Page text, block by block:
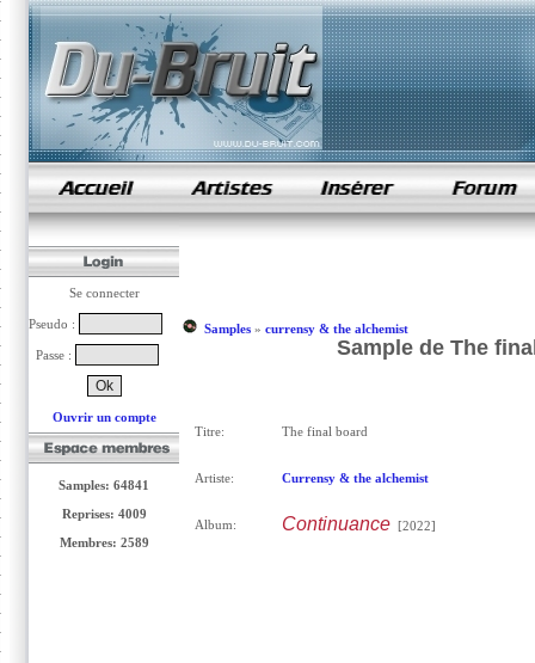
samples de rap
Se connecter
Pseudo :
Passe :
Ouvrir un compte
Samples: 64841
Reprises: 4009
Membres: 2589
Samples» currensy & the alchemist
Sample de The
Titre: The final board
Artiste: Currensy & the alchemist
Album: Continuance[2022]